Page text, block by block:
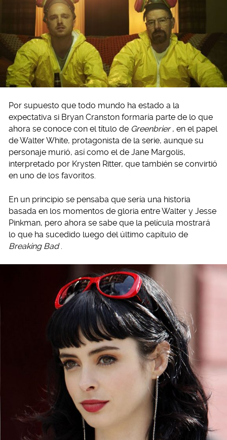
Por supuesto que todo mundo ha estado a la
expectativa si Bryan Cranston formaría parte de lo que
ahora se conoce con el título de Greenbrier , en el papel
de Walter White, protagonista de la serie, aunque su
personaje murió, así como el de Jane Margolis,
interpretado por Krysten Ritter, que también se convirtió
en uno de los favoritos.
En un principio se pensaba que sería una historia
basada en los momentos de gloria entre Walter y Jesse
Pinkman, pero ahora se sabe que la película mostrará
lo que ha sucedido luego del último capítulo de
Breaking Bad .